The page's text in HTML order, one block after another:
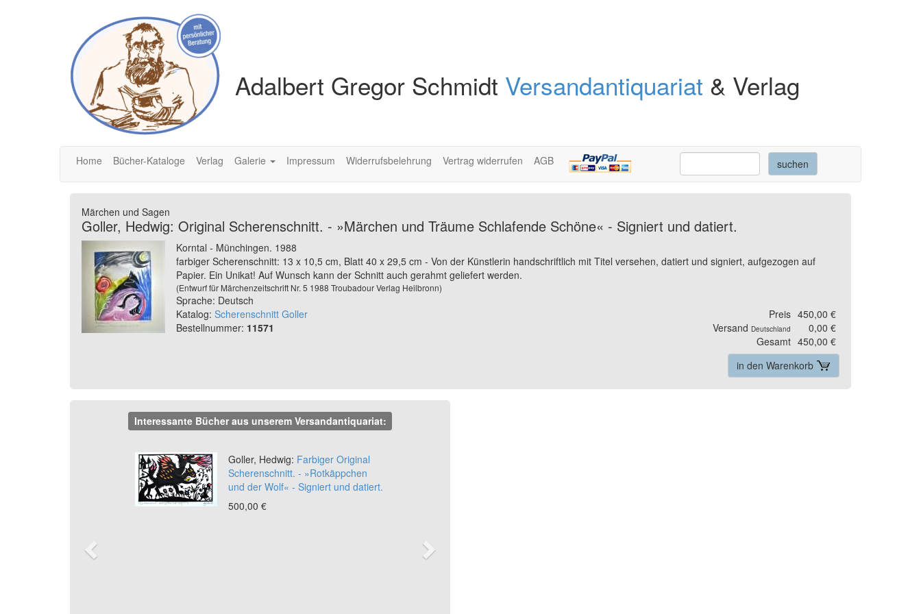
Adalbert Gregor Schmidt Versandantiquariat & Verlag
Home Bücher-Kataloge Verlag Galerie Impressum Widerrufsbelehrung Vertrag widerrufen AGB
Märchen und Sagen
Goller, Hedwig: Original Scherenschnitt. - »Märchen und Träume Schlafende Schöne« - Signiert und datiert.
Korntal - Münchingen. 1988
farbiger Scherenschnitt: 13 x 10,5 cm, Blatt 40 x 29,5 cm - Von der Künstlerin handschriftlich mit Titel versehen, datiert und signiert, aufgezogen auf
Papier. Ein Unikat! Auf Wunsch kann der Schnitt auch gerahmt geliefert werden.
(Entwurf für Märchenzeitschrift Nr. 5 1988 Troubadour Verlag Heilbronn)
Sprache: Deutsch
Katalog: Scherenschnitt Goller
Bestellnummer: 11571
Preis 450,00 €
Versand Deutschland
0,00 €
Gesamt 450,00 €
in den Warenkorb
Interessante Bücher aus unserem Versandantiquariat:
Goller, Hedwig: Farbiger Original
Scherenschnitt. - »Rotkäppchen
und der Wolf« - Signiert und datiert.
500,00 €
Previous